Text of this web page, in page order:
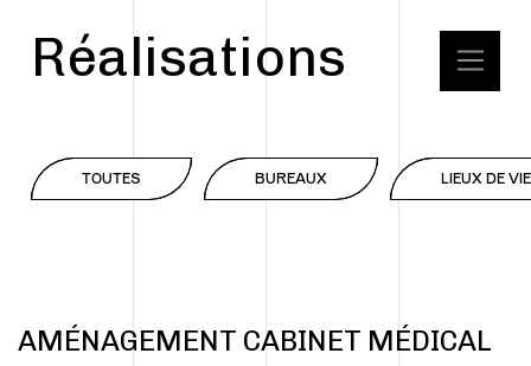
Réalisations
TOUTES BUREAUX LIEUX DE VIE
AMÉNAGEMENT CABINET MÉDICAL